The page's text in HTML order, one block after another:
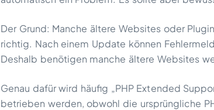
Der Grund: Manche ältere Websites oder
richtig. Nach einem Update können
Deshalb benötigen manche ältere Websites
Genau dafür wird häufig „PHP Extended
betrieben werden, obwohl die ursprüngliche